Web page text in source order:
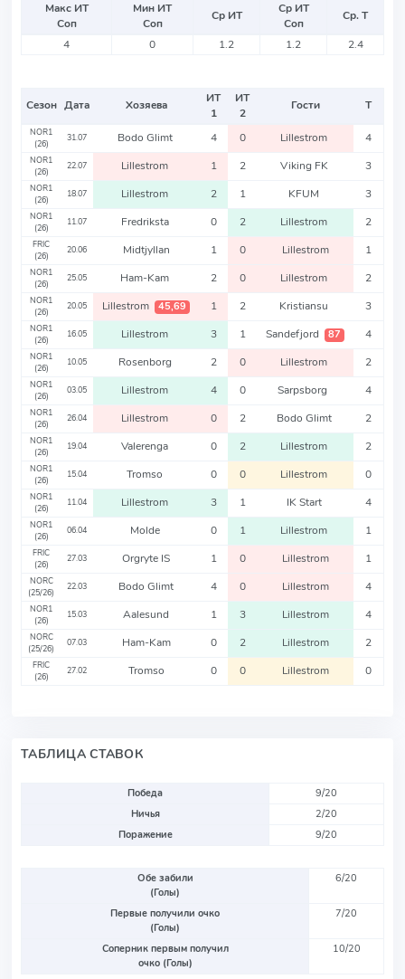
Макс ИТ
Соп
Мин ИТ
Соп
Ср ИТ
Ср ИТ
Соп
Ср. Т
4
0 1.2 1.2 2.4
Сезон Дата Хозяева
ИТ
1
ИТ
2
Гости Т
NOR1
(26)
31.07 Bodo Glimt 4 0 Lillestrom 4
NOR1
(26)
22.07 Lillestrom 1 2 Viking FK 3
NOR1
(26)
18.07 Lillestrom 2 1 KFUM 3
NOR1
(26)
11.07 Fredriksta 0 2 Lillestrom 2
FRIC
(26)
20.06 Midtjyllan 1 0 Lillestrom 1
NOR1
(26)
25.05 Ham-Kam 2 0 Lillestrom 2
NOR1
(26)
20.05 Lillestrom 45,69 1 2 Kristiansu 3
NOR1
(26)
16.05 Lillestrom 3 1 Sandefjord 87 4
NOR1
(26)
10.05 Rosenborg 2 0 Lillestrom 2
NOR1
(26)
03.05 Lillestrom 4 0 Sarpsborg 4
NOR1
(26)
26.04 Lillestrom 0 2 Bodo Glimt 2
NOR1
(26)
19.04 Valerenga 0 2 Lillestrom 2
NOR1
(26)
15.04 Tromso 0 0 Lillestrom 0
NOR1
(26)
11.04 Lillestrom 3 1 IK Start 4
NOR1
(26)
06.04 Molde 0 1 Lillestrom 1
FRIC
(26)
27.03 Orgryte IS 1 0 Lillestrom 1
NORC
(25/26)
22.03 Bodo Glimt 4 0 Lillestrom 4
NOR1
(26)
15.03 Aalesund 1 3 Lillestrom 4
NORC
(25/26)
07.03 Ham-Kam 0 2 Lillestrom 2
FRIC
(26)
27.02 Tromso 0 0 Lillestrom 0
ТАБЛИЦА СТАВОК
Победа
9/20
Ничья
2/20
Поражение
9/20
Обе забили
(Голы)
6/20
Первые получили очко
(Голы)
7/20
Соперник первым получил
очко (Голы)
10/20